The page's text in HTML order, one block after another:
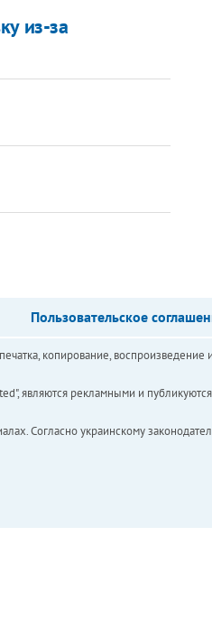
из-за
Пользовательское
копирование,
являются рекламными и
Согласно украинскому